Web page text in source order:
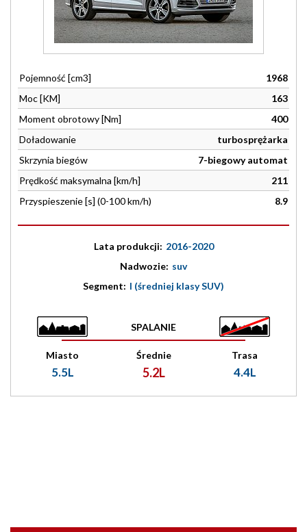
Pojemność [cm3]
1968
Moc [KM]
163
Moment obrotowy [Nm]
400
Doładowanie
turbosprężarka
Skrzynia biegów
7-biegowy automat
Prędkość maksymalna [km/h]
211
Przyspieszenie [s] (0-100 km/h)
8.9
Lata produkcji: 2016-2020
Nadwozie: suv
Segment: I (średniej klasy SUV)
SPALANIE
Miasto
5.5L
Średnie
5.2L
Trasa
4.4L